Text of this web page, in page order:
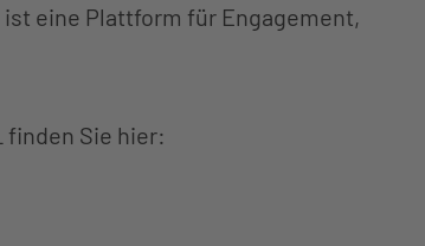
eine Plattform für Engagement,
finden Sie hier: